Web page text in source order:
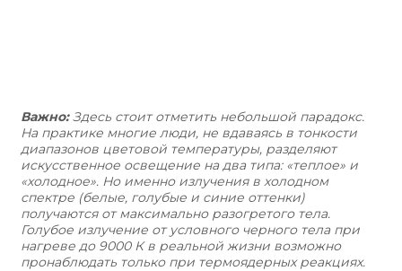
Важно:Здесь стоит отметить небольшой парадокс.
На практике многие люди, не вдаваясь в тонкости
диапазонов цветовой температуры, разделяют
искусственное освещение на два типа: «теплое» и
«холодное». Но именно излучения в холодном
спектре (белые, голубые и синие оттенки)
получаются от максимально разогретого тела.
Голубое излучение от условного черного тела при
нагреве до 9000 К в реальной жизни возможно
пронаблюдать только при термоядерных реакциях.